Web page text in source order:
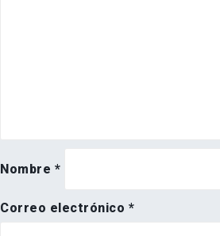
Nombre *
Correo electrónico *